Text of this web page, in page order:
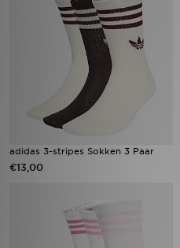
adidas 3-stripes Sokken 3 Paar
€13,00